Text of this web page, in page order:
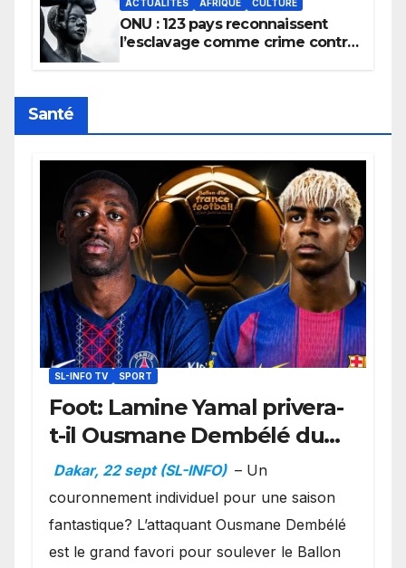
ACTUALITÉS AFRIQUE CULTURE
ONU : 123 pays reconnaissent
l’esclavage comme crime contre
Santé
SL-INFO TV SPORT
Foot: Lamine Yamal privera-
t-il Ousmane Dembélé du
Ballon d’or ?
Dakar, 22 sept (SL-INFO) – Un
couronnement individuel pour une saison
fantastique? L’attaquant Ousmane Dembélé
est le grand favori pour soulever le Ballon